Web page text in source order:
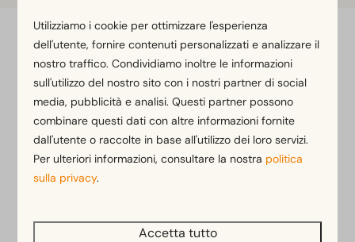
Flexible bookings with our flex guarantee*
Free cancellation within 14 days of your booking*
Pay later or in installments*
View our booking terms and conditions
Utilizziamo i cookie per ottimizzare l'esperienza
dell'utente, fornire contenuti personalizzati e analizzare il
nostro traffico. Condividiamo inoltre le informazioni
sull'utilizzo del nostro sito con i nostri partner di social
media, pubblicità e analisi. Questi partner possono
combinare questi dati con altre informazioni fornite
dall'utente o raccolte in base all'utilizzo dei loro servizi.
Per ulteriori informazioni, consultare la nostra politica
sulla privacy.
Accetta tutto